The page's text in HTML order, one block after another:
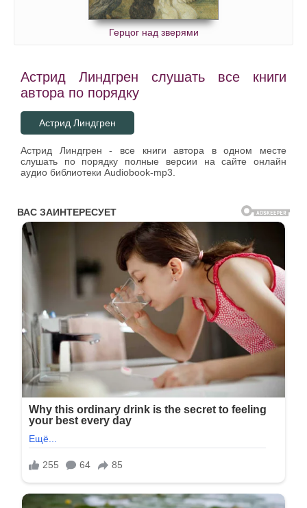
Герцог над зверями
Астрид Линдгрен слушать все книги
автора по порядку
Астрид Линдгрен
Астрид Линдгрен - все книги автора в одном месте
слушать по порядку полные версии на сайте онлайн
аудио библиотеки Audiobook-mp3.